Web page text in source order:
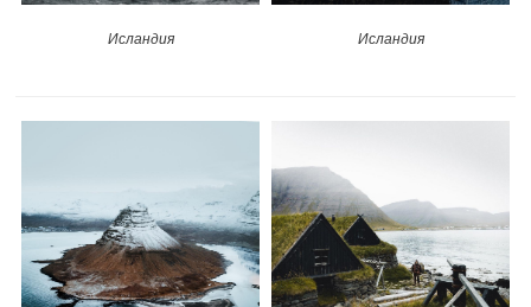
Исландия Исландия